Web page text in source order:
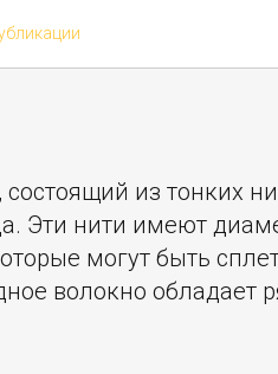
и
из тонких
Эти нити имеют
могут быть
волокно обладает